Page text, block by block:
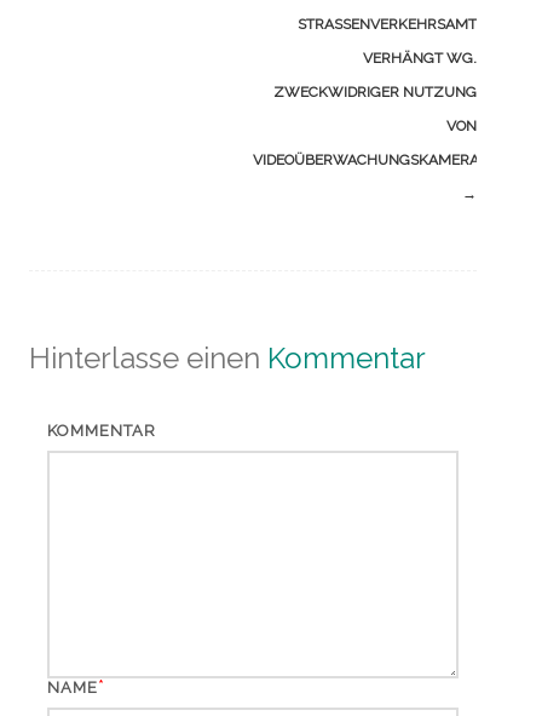
STRASSENVERKEHRSAMT V
ERHÄNGT WG. Z
WECKWIDRIGER NUTZUNG V
ON V
IDEOÜBERWACHUNGSKAMERAS
→
Hinterlasse einen Kommentar
KOMMENTAR
NAME*